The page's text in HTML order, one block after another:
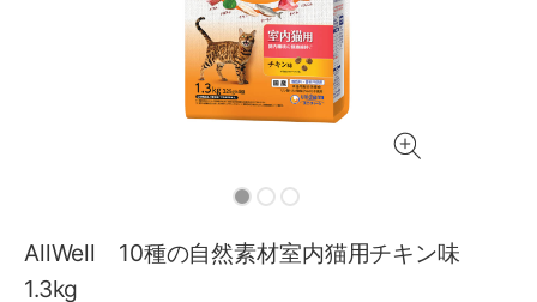
AllWell 10種の自然素材室内猫用チキン味
1.3kg